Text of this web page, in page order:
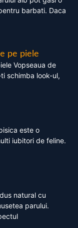
barbati. Daca
pe piele
Vopseaua de
schimba look-ul,
este o
iubitori de feline.
natural cu
parului.